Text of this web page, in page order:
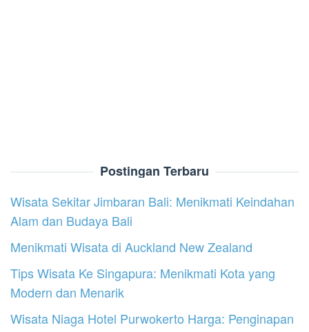
Postingan Terbaru
Wisata Sekitar Jimbaran Bali: Menikmati Keindahan
Alam dan Budaya Bali
Menikmati Wisata di Auckland New Zealand
Tips Wisata Ke Singapura: Menikmati Kota yang
Modern dan Menarik
Wisata Niaga Hotel Purwokerto Harga: Penginapan